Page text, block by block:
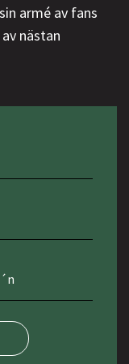
armé av fans
nästan